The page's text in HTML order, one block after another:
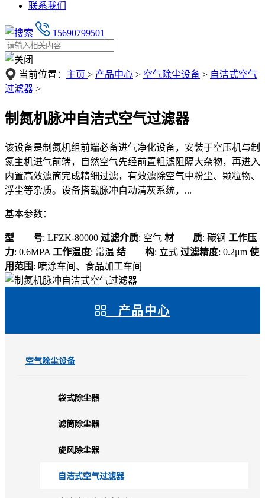
联系我们
15690799501
当前位置： 主页 > 产品中心 > 空气除尘设备 > 自洁式空气
过滤器 >
制氮机脉冲自洁式空气过滤器
该设备是制氮机组前端必备进气净化设备，安装于空压机与制
氮主机进气前端，自然空气先经前置粗滤阻隔大杂物，再进入
内置高效滤筒完成精细过滤，有效滤除空气中粉尘、颗粒物、
浮尘等杂质。设备搭载脉冲自动清灰系统，...
基本参数：
型 号: LFZK-80000 过滤介质: 空气 材 质: 碳钢 工作压
力: 0.6MPA 工作温度: 常温 结 构: 立式 过滤精度: 0.2μm 使
用范围: 喷涂车间、食品加工车间
产品中心
空气除尘设备
袋式除尘器
滤筒除尘器
旋风除尘器
自洁式空气过滤器